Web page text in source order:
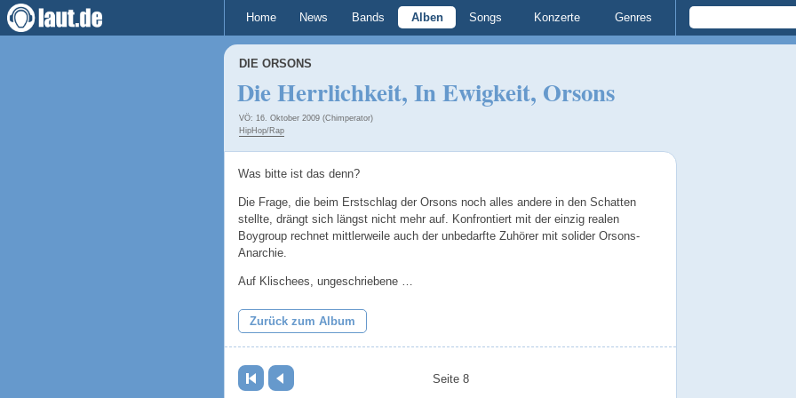
Home News Bands Alben Songs Konzerte Genres
DIE ORSONS
Die Herrlichkeit, In Ewigkeit, Orsons
VÖ: 16. Oktober 2009 (Chimperator)
HipHop/Rap
Was bitte ist das denn?
Die Frage, die beim Erstschlag der Orsons noch alles andere in den Schatten
stellte, drängt sich längst nicht mehr auf. Konfrontiert mit der einzig realen
Boygroup rechnet mittlerweile auch der unbedarfte Zuhörer mit solider Orsons-
Anarchie.
Auf Klischees, ungeschriebene …
Zurück zum Album
Seite 8